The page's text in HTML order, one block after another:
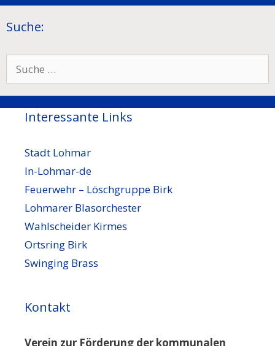
Suche:
nach:
Interessante Links
Stadt Lohmar
In-Lohmar-de
Feuerwehr – Löschgruppe Birk
Lohmarer Blasorchester
Wahlscheider Kirmes
Ortsring Birk
Swinging Brass
Kontakt
Verein zur Förderung der kommunalen